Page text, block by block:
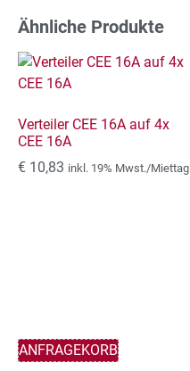
Ähnliche Produkte
Verteiler CEE 16A auf 4x
CEE 16A
€ 10,83 inkl. 19% Mwst./Miettag
ANFRAGEKORB